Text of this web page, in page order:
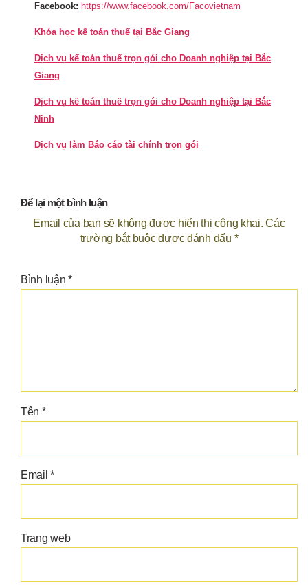
Facebook: https://www.facebook.com/Facovietnam
Khóa học kế toán thuế tại Bắc Giang
Dịch vụ kế toán thuế trọn gói cho Doanh nghiệp tại Bắc
Giang
Dịch vụ kế toán thuế trọn gói cho Doanh nghiệp tại Bắc
Ninh
Dịch vụ làm Báo cáo tài chính trọn gói
Để lại một bình luận
Email của bạn sẽ không được hiển thị công khai. Các
trường bắt buộc được đánh dấu *
Bình luận*
Tên *
Email*
Trang web